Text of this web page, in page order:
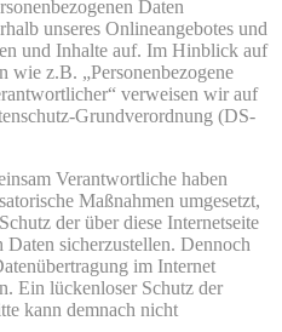
Daten
unseres Onlineangebotes und
und Inhalte auf. Im Hinblick auf
z.B. „Personenbezogene
verweisen wir auf
Grundverordnung (DS-
Verantwortliche haben
Maßnahmen umgesetzt,
der über diese Internetseite
Daten sicherzustellen. Dennoch
im Internet
Ein lückenloser Schutz der
kann demnach nicht